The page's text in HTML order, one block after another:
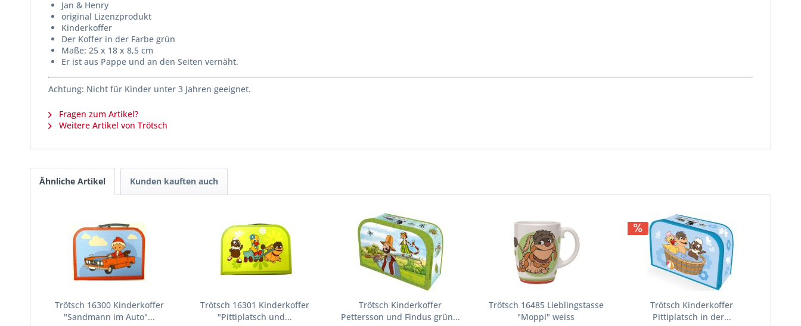
Jan & Henry
original Lizenzprodukt
Kinderkoffer
Der Koffer in der Farbe grün
Maße: 25 x 18 x 8,5 cm
Er ist aus Pappe und an den Seiten vernäht.
Achtung: Nicht für Kinder unter 3 Jahren geeignet.
Fragen zum Artikel?
Weitere Artikel von Trötsch
Ähnliche Artikel Kunden kauften auch
Trötsch 16300 Kinderkoffer
"Sandmann im Auto"...
Trötsch 16301 Kinderkoffer
"Pittiplatsch und...
Trötsch Kinderkoffer
Pettersson und Findus grün...
Trötsch 16485 Lieblingstasse
"Moppi" weiss
Trötsch Kinderkoffer
Pittiplatsch in der...